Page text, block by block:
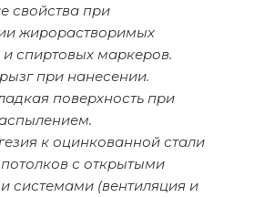
свойства при
жирорастворимых
спиртовых маркеров.
при нанесении.
поверхность при
к оцинкованной стали
с открытыми
системами (вентиляция и